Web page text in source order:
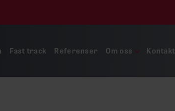
Fast track Referenser Om oss Kontakt